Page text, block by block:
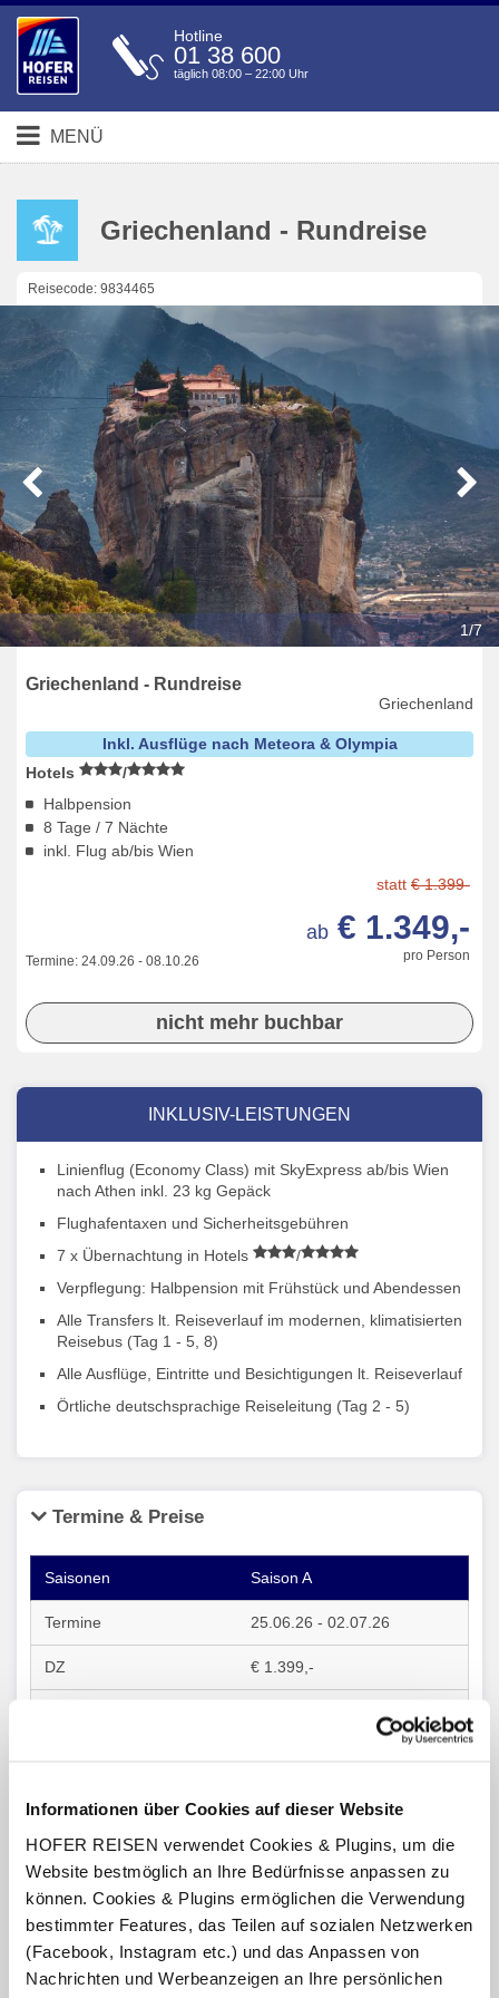
Informationen über Cookies auf dieser Website
HOFER REISEN verwendet Cookies & Plugins, um die
Website bestmöglich an Ihre Bedürfnisse anpassen zu
können. Cookies & Plugins ermöglichen die Verwendung
bestimmter Features, das Teilen auf sozialen Netzwerken
(Facebook, Instagram etc.) und das Anpassen von
Nachrichten und Werbeanzeigen an Ihre persönlichen
Hotline
01 38 600
täglich 08:00 – 22:00 Uhr
MENÜ
Griechenland - Rundreise
Reisecode: 9834465
1/7
Griechenland - Rundreise
Griechenland
Inkl. Ausflüge nach Meteora & Olympia
Hotels
/
Halbpension
8 Tage / 7 Nächte
inkl. Flug ab/bis Wien
Termine: 24.09.26 - 08.10.26
statt € 1.399-
pro Person
ab € 1.349,-
nicht mehr buchbar
INKLUSIV-LEISTUNGEN
Linienflug (Economy Class) mit SkyExpress ab/bis Wien
nach Athen inkl. 23 kg Gepäck
Flughafentaxen und Sicherheitsgebühren
7 x Übernachtung in Hotels
/
Verpflegung: Halbpension mit Frühstück und Abendessen
Alle Transfers lt. Reiseverlauf im modernen, klimatisierten
Reisebus (Tag 1 - 5, 8)
Alle Ausflüge, Eintritte und Besichtigungen lt. Reiseverlauf
Örtliche deutschsprachige Reiseleitung (Tag 2 - 5)
Termine & Preise
Saison A
25.06.26 - 02.07.26
€ 1.399,-
€ 1.499,-
€ 1.749,-
Saison C